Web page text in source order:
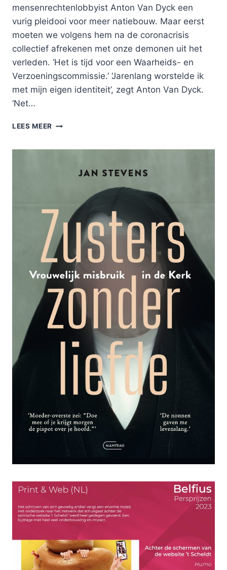
mensenrechtenlobbyist Anton Van Dyck een
vurig pleidooi voor meer natiebouw. Maar eerst
moeten we volgens hem na de coronacrisis
collectief afrekenen met onze demonen uit het
verleden. ‘Het is tijd voor een Waarheids- en
Verzoeningscommissie.’ ‘Jarenlang worstelde ik
met mijn eigen identiteit’, zegt Anton Van Dyck.
‘Net…
LEES MEER ‘WE
POLITIEK’